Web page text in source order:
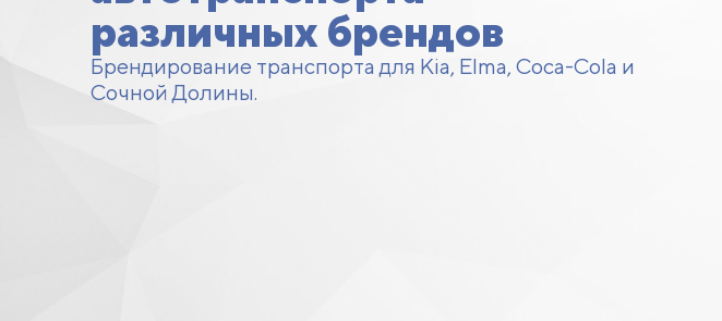
различных брендов
Брендирование транспорта для Kia, Elma, Coca-Cola и
Сочной Долины.